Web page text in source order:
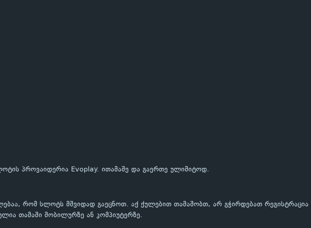
პროვაიდერია Evoplay. ითამაშე და გაერთე ულიმიტოდ.
რომ სლოტს მშვიდად გაეცნოთ. აქ ქულებით თამაშობთ, არ გჭირდებათ
თამაში მობილურზე ან კომპიუტერზე.